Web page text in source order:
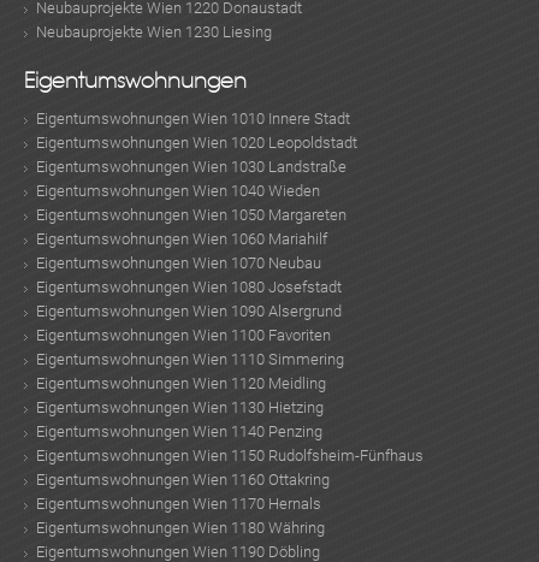
ebo agr tter eres
Neubauprojekte Wien 1220 Donaustadt
Neubauprojekte Wien 1230 Liesing
Eigentumswohnungen
Eigentumswohnungen Wien 1010 Innere Stadt
Eigentumswohnungen Wien 1020 Leopoldstadt
Eigentumswohnungen Wien 1030 Landstraße
Eigentumswohnungen Wien 1040 Wieden
Eigentumswohnungen Wien 1050 Margareten
Eigentumswohnungen Wien 1060 Mariahilf
Eigentumswohnungen Wien 1070 Neubau
Eigentumswohnungen Wien 1080 Josefstadt
Eigentumswohnungen Wien 1090 Alsergrund
Eigentumswohnungen Wien 1100 Favoriten
Eigentumswohnungen Wien 1110 Simmering
Eigentumswohnungen Wien 1120 Meidling
Eigentumswohnungen Wien 1130 Hietzing
Eigentumswohnungen Wien 1140 Penzing
Eigentumswohnungen Wien 1150 Rudolfsheim-Fünfhaus
Eigentumswohnungen Wien 1160 Ottakring
Eigentumswohnungen Wien 1170 Hernals
Eigentumswohnungen Wien 1180 Währing
Eigentumswohnungen Wien 1190 Döbling